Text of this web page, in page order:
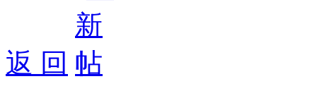
返 回